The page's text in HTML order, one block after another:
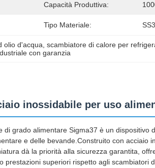
Capacità Produttiva:
Tipo Materiale:
olio d'acqua , scambiatore di calore per
con garanzia
inossidabile per uso
grado alimentare Sigma37 è un dispositivo
e delle bevande.Construito con acciaio
dà la priorità alla sicurezza garantita,
superiori rispetto agli scambiatori